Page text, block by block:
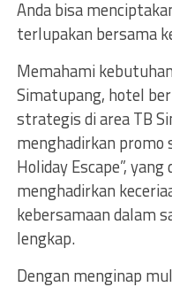
Anda bisa
terlupakan bersama
Memahami
Simatupang, hotel
strategis di area TB
menghadirkan promo
Holiday Escape”,
menghadirkan
kebersamaan dalam
lengkap.
Dengan menginap